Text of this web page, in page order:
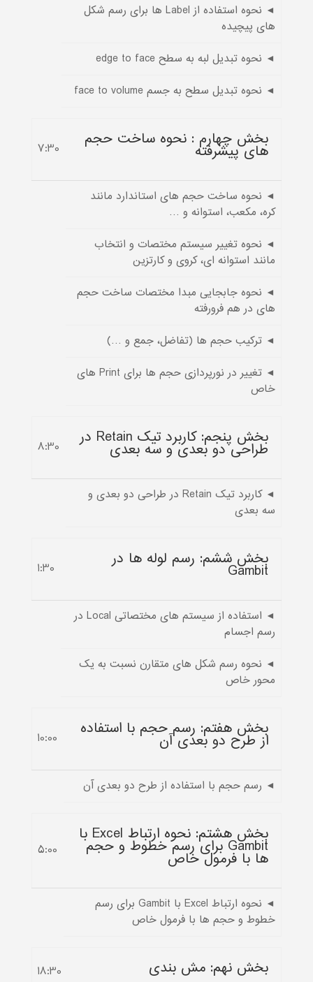
◄ نحوه استفاده از Label ها برای رسم شکل
های پیچیده
◄ نحوه تبدیل لبه به سطح edge to face
◄ نحوه تبدیل سطح به جسم face to volume
بخش چهارم : نحوه ساخت حجم
های پیشرفته 7:30
◄ نحوه ساخت حجم های استاندارد مانند
کره، مکعب، استوانه و …
◄ نحوه تغییر سیستم مختصات و انتخاب
مانند استوانه ای، کروی و کارتزین
◄ نحوه جابجایی مبدا مختصات ساخت حجم
های در هم فرورفته
◄ ترکیب حجم ها (تفاضل، جمع و …)
◄ تغییر در نورپردازی حجم ها برای Print های
خاص
بخش پنجم: کاربرد تیک Retain در
طراحی دو بعدی و سه بعدی 8:30
◄ کاربرد تیک Retain در طراحی دو بعدی و
سه بعدی
بخش ششم: رسم لوله ها در
Gambit
1:30
◄ استفاده از سیستم های مختصاتی Local در
رسم اجسام
◄ نحوه رسم شکل های متقارن نسبت به یک
محور خاص
بخش هفتم: رسم حجم با استفاده
از طرح دو بعدی آن 10:00
◄ رسم حجم با استفاده از طرح دو بعدی آن
بخش هشتم: نحوه ارتباط Excel با
Gambit برای رسم خطوط و حجم
ها با فرمول خاص 5:00
◄ نحوه ارتباط Excel با Gambit برای رسم
خطوط و حجم ها با فرمول خاص
بخش نهم: مش بندی 18:30